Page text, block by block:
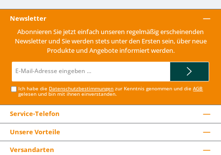
Newsletter
Abonnieren Sie jetzt einfach unseren regelmäßig erscheinenden
Newsletter und Sie werden stets unter den Ersten sein, über neue
Produkte und Angebote informiert werden.
Mail-
Ich habe die Datenschutzbestimmungen zur Kenntnis genommen und dieAGB
gelesen und bin mit ihnen einverstanden.
Service-Telefon
Unsere Vorteile
Versandarten